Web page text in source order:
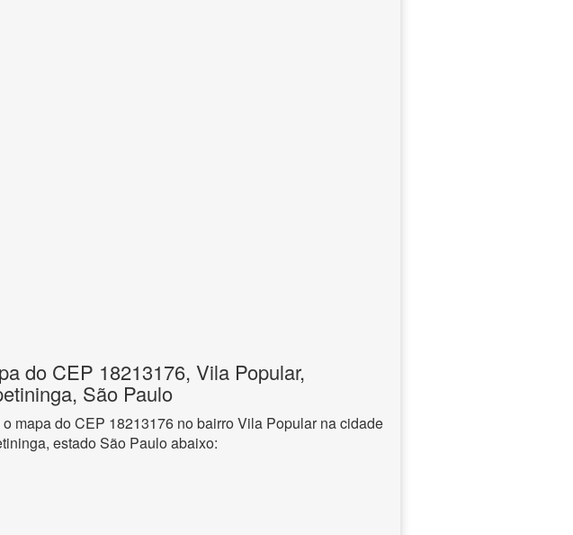
do CEP 18213176, Vila Popular,
São Paulo
o mapa do CEP 18213176 no bairro Vila Popular na cidade
estado São Paulo abaixo: